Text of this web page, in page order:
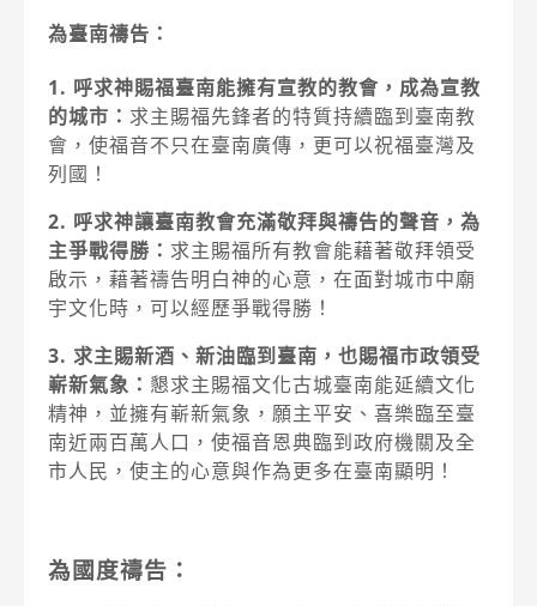
為臺南禱告：
1. 呼求神賜福臺南能擁有宣教的教會，成為宣教
的城市： 求主賜福先鋒者的特質持續臨到臺南教
會，使福音不只在臺南廣傳，更可以祝福臺灣及
列國！
2. 呼求神讓臺南教會充滿敬拜與禱告的聲音，為
主爭戰得勝： 求主賜福所有教會能藉著敬拜領受
啟示，藉著禱告明白神的心意，在面對城市中廟
宇文化時，可以經歷爭戰得勝！
3. 求主賜新酒、新油臨到臺南，也賜福市政領受
嶄新氣象： 懇求主賜福文化古城臺南能延續文化
精神，並擁有嶄新氣象，願主平安、喜樂臨至臺
南近兩百萬人口，使福音恩典臨到政府機關及全
市人民，使主的心意與作為更多在臺南顯明！
為國度禱告：